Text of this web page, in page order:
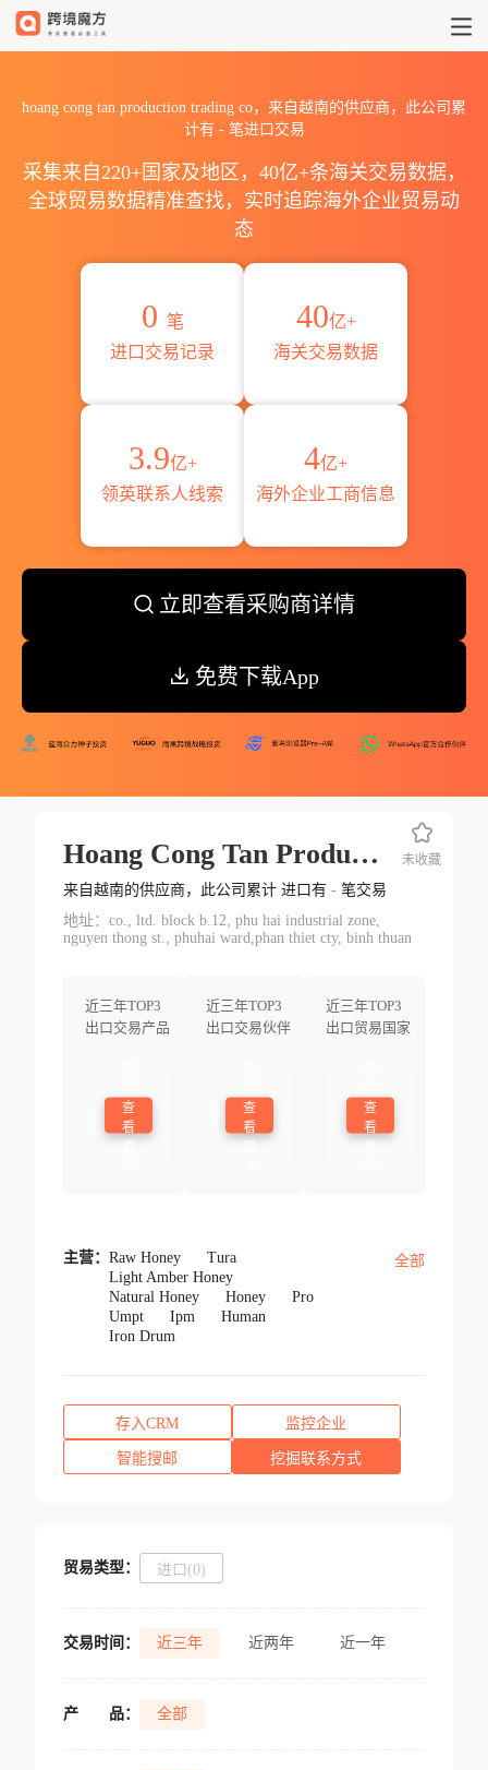
hoang cong tan production trading co，来自越南的供应商，此公司累
计有 -笔进口交易
采集来自220+国家及地区，40亿+条海关交易数据，
全球贸易数据精准查找，实时追踪海外企业贸易动
态
0 笔
进口交易记录
40亿+
海关交易数据
3.9亿+
领英联系人线索
4亿+
海外企业工商信息
立即查看采购商详情
免费下载App
Hoang Cong Tan Production Trading Co
来自越南的供应商，此公司累计 进口有 -笔交易
地址：co., ltd. block b.12, phu hai industrial zone,
nguyen thong st., phuhai ward,phan thiet cty, binh thuan
近三年TOP3
出口交易产品
查
看
近三年TOP3
出口交易伙伴
查
看
近三年TOP3
出口贸易国家
查
看
未收藏
主营： Raw Honey
Tura
Light Amber Honey
Natural Honey
Honey
Pro
Umpt
Ipm
Human
Iron Drum
全部
存入CRM 监控企业
智能搜邮 挖掘联系方式
贸易类型： 进口(0)
交易时间： 近三年 近两年 近一年
产 品： 全部